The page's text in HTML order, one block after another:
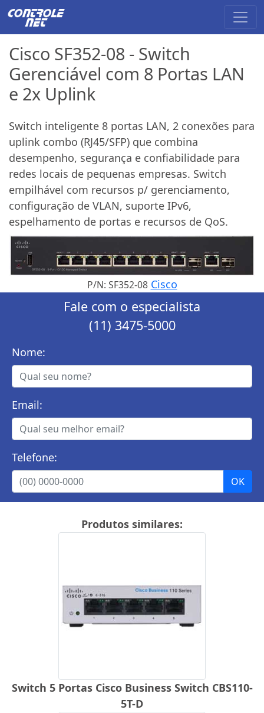
Cisco SF352-08 - Switch
Gerenciável com 8 Portas LAN
e 2x Uplink
Switch inteligente 8 portas LAN, 2 conexões para
uplink combo (RJ45/SFP) que combina
desempenho, segurança e confiabilidade para
redes locais de pequenas empresas. Switch
empilhável com recursos p/ gerenciamento,
configuração de VLAN, suporte IPv6,
espelhamento de portas e recursos de QoS.
P/N: SF352-08 Cisco
Fale com o especialista
(11) 3475-5000
Nome:
Email:
Telefone:
Produtos similares:
Switch 5 Portas Cisco Business Switch CBS110-
5T-D